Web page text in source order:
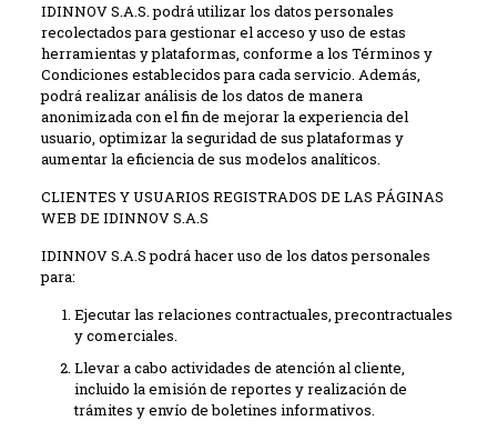
IDINNOV S.A.S. podrá utilizar los datos personales
recolectados para gestionar el acceso y uso de estas
herramientas y plataformas, conforme a los Términos y
Condiciones establecidos para cada servicio. Además,
podrá realizar análisis de los datos de manera
anonimizada con el fin de mejorar la experiencia del
usuario, optimizar la seguridad de sus plataformas y
aumentar la eficiencia de sus modelos analíticos.
CLIENTES Y USUARIOS REGISTRADOS DE LAS PÁGINAS
WEB DE IDINNOV S.A.S
IDINNOV S.A.S podrá hacer uso de los datos personales
para:
Ejecutar las relaciones contractuales, precontractuales
y comerciales.
Llevar a cabo actividades de atención al cliente,
incluido la emisión de reportes y realización de
trámites y envío de boletines informativos.